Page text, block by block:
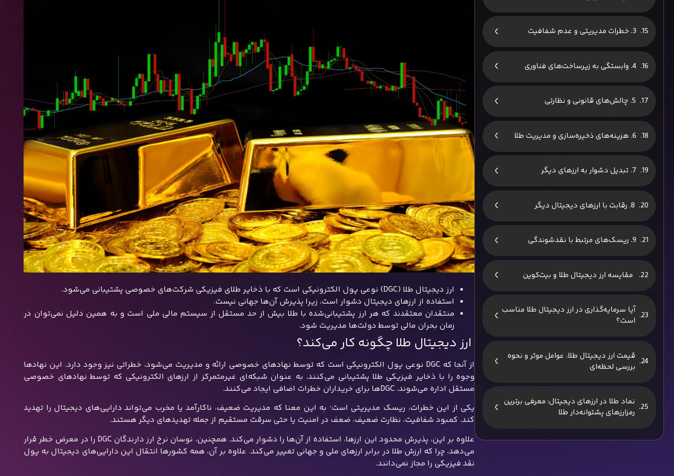
3. خطرات مدیریتی و عدم شفافیت
4. وابستگی به زیرساخت‌های فناوری
5. چالش‌های قانونی و نظارتی
6. هزینه‌های ذخیره‌سازی و مدیریت طلا
7. تبدیل دشوار به ارزهای دیگر
8. رقابت با ارزهای دیجیتال دیگر
9. ریسک‌های مرتبط با نقدشوندگی
مقایسه ارز دیجیتال طلا و بیت‌کوین
آیا سرمایه‌گذاری در ارز دیجیتال طلا مناسب
است؟
قیمت ارز دیجیتال طلا، عوامل موثر و نحوه
بررسی لحظه‌ای
نماد طلا در ارزهای دیجیتال: معرفی برترین
رمزارزهای پشتوانه‌دار طلا
ارز دیجیتال طلا (DGC) نوعی پول الکترونیکی است که با ذخایر طلای فیزیکی شرکت‌های خصوصی پشتیبانی می‌شود.
استفاده از ارزهای دیجیتال دشوار است، زیرا پذیرش آن‌ها جهانی نیست.
منتقدان معتقدند که هر ارز پشتیبانی‌شده با طلا بیش از حد مستقل از سیستم مالی ملی است و به همین دلیل نمی‌توان در
زمان بحران مالی توسط دولت‌ها مدیریت شود.
ارز دیجیتال طلا چگونه کار می‌کند؟
از آنجا که DGC نوعی پول الکترونیکی است که توسط نهادهای خصوصی ارائه و مدیریت می‌شود، خطراتی نیز وجود دارد. این نهادها
وجوه را با ذخایر فیزیکی طلا پشتیبانی می‌کنند. به عنوان شبکه‌ای غیرمتمرکز از ارزهای الکترونیکی که توسط نهادهای خصوصی
مستقل اداره می‌شوند، DGCها برای خریداران خطرات اضافی ایجاد می‌کنند.
یکی از این خطرات، ریسک مدیریتی است؛ به این معنا که مدیریت ضعیف، ناکارآمد یا مخرب می‌تواند دارایی‌های دیجیتال را تهدید
کند. کمبود شفافیت، نظارت ضعیف، ضعف در امنیت یا حتی سرقت مستقیم از جمله تهدیدهای دیگر هستند.
علاوه بر این، پذیرش محدود این ارزها، استفاده از آن‌ها را دشوار می‌کند. همچنین، نوسان نرخ ارز دارندگان DGC را در معرض خطر قرار
می‌دهد، چرا که ارزش طلا در برابر ارزهای ملی و جهانی تغییر می‌کند. علاوه بر آن، همه کشورها انتقال این دارایی‌های دیجیتال به پول
نقد فیزیکی را مجاز نمی‌دانند.